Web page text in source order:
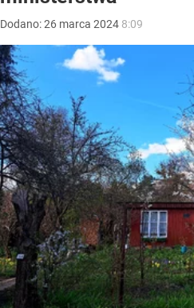
Dodano:26 marca 2024 8:09